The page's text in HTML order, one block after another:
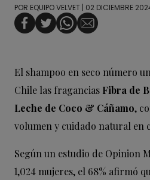
POR EQUIPO VELVET | 02 DICIEMBRE
El shampoo en seco número
Chile las fragancias Fibra de
Leche de Coco & Cáñamo,
volumen y cuidado natural en
Según un estudio de Opinion
1,024 mujeres, el 68% afirmó